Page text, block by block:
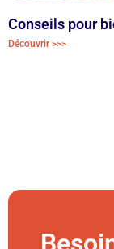
Conseils pour
Découvrir >>>